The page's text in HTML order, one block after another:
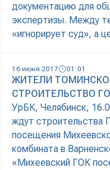
документацию для
экспертизы. Между
«игнорирует суд», а
16 июня 2017 01:01
ЖИТЕЛИ
СТРОИТЕЛЬСТВО
УрБК, Челябинск,
ждут строительства
посещения
комбината в
«Михеевский ГОК